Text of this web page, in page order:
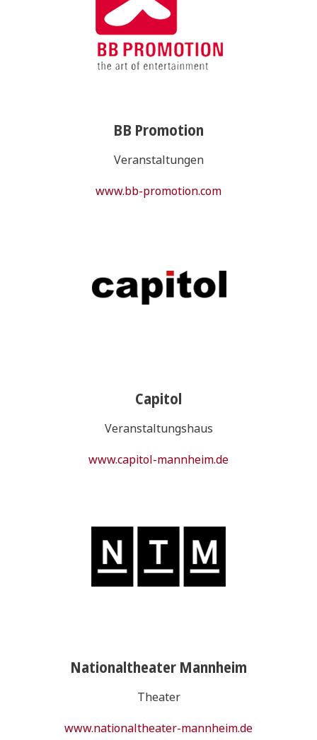
BB Promotion
Veranstaltungen
www.bb-promotion.com
Capitol
Veranstaltungshaus
www.capitol-mannheim.de
Nationaltheater Mannheim
Theater
www.nationaltheater-mannheim.de